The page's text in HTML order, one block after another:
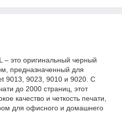
– это оригинальный черный
предназначенный для
9013, 9023, 9010 и 9020. С
до 2000 страниц, этот
качество и четкость печати,
для офисного и домашнего